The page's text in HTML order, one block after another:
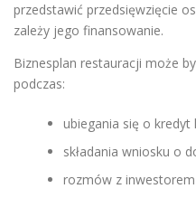
przedstawić przedsięwzięcie
zależy jego finansowanie.
Biznesplan restauracji może
podczas:
ubiegania się o kredyt
składania wniosku o
rozmów z